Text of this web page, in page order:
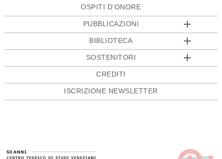
OSPITI D’ONORE
PUBBLICAZIONI
BIBLIOTECA
SOSTENITORI
CREDITI
ISCRIZIONE NEWSLETTER